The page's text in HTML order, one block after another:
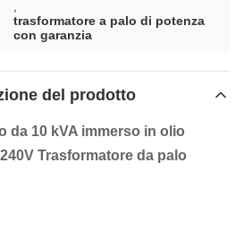
trasformatore a palo di potenza
con garanzia
del prodotto
da 10 kVA immerso in olio
Trasformatore da palo